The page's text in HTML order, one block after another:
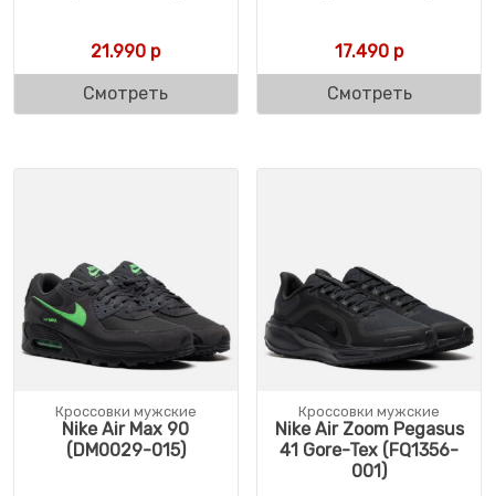
21.990 р
Смотреть
17.490 р
Смотреть
Кроссовки мужские
Nike Air Max 90
(DM0029-015)
Кроссовки мужские
Nike Air Zoom Pegasus
41 Gore-Tex (FQ1356-
001)